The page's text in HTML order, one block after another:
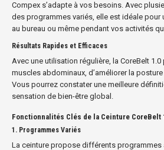
Compex s’adapte à vos besoins. Avec
des programmes variés, elle est idéale pour
au bureau ou même pendant vos activités
Résultats Rapides et Efficaces
Avec une utilisation régulière, la CoreBelt
muscles abdominaux, d’améliorer la
Vous pourrez constater une meilleure
sensation de bien-être global.
Fonctionnalités Clés de la Ceinture CoreBelt
1. Programmes Variés
La ceinture propose différents